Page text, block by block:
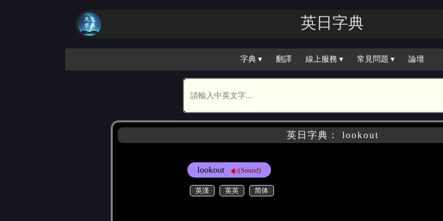
英日字典
字典 ▾ 翻譯 線上服務 ▾ 常見問題 ▾ 論壇
英日字典： lookout
lookout (Sound)
英漢 英英 简体